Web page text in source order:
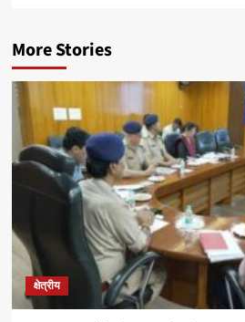
More Stories
क्षेत्रीय